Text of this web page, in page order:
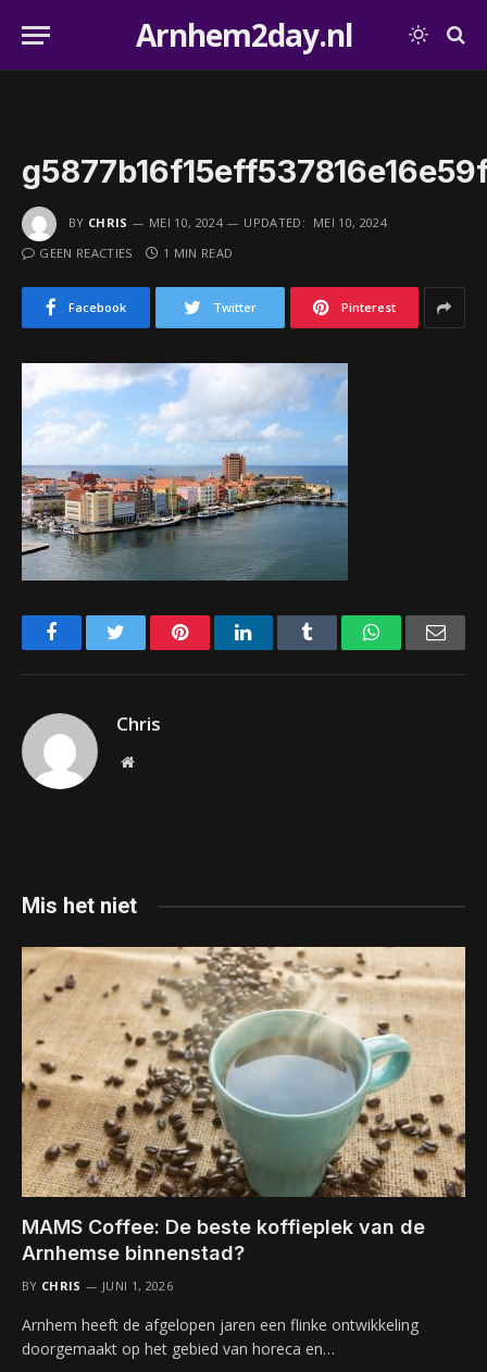
Arnhem2day.nl
BY CHRIS MEI 10, 2024 UPDATED: MEI 10, 2024
GEEN REACTIES
1 MIN READ
Facebook Twitter Pinterest
FacebookTwitter PinterestLinkedIn Tumblr WhatsApp
Chris
Website
Mis het niet
MAMS Coffee: De beste koffieplek van de
Arnhemse binnenstad?
BY CHRIS JUNI 1, 2026
Arnhem heeft de afgelopen jaren een flinke ontwikkeling
doorgemaakt op het gebied van horeca en…